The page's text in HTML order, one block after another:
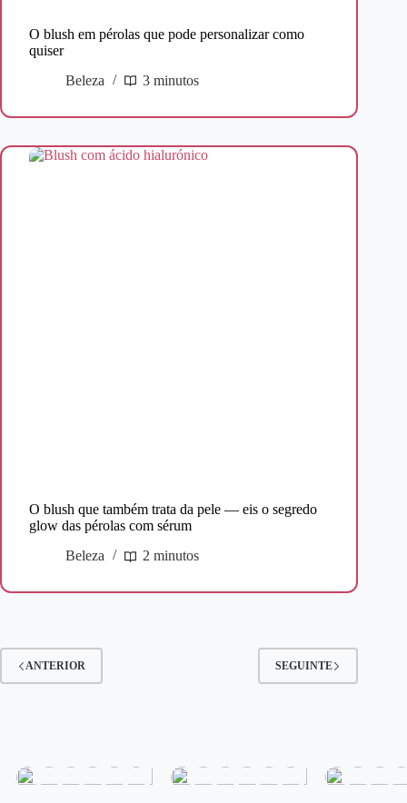
O blush em pérolas que pode personalizar como
quiser
Beleza
3 minutos
O blush que também trata da pele — eis o segredo
glow das pérolas com sérum
Beleza
2 minutos
ANTERIOR SEGUINTE